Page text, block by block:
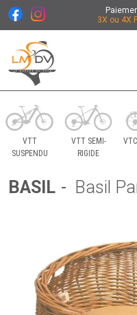
3X ou 4X
Le Marché du Vélo Votre
VTT
SUSPENDU
VTT SEMI-
RIGIDE
BASIL - Basil